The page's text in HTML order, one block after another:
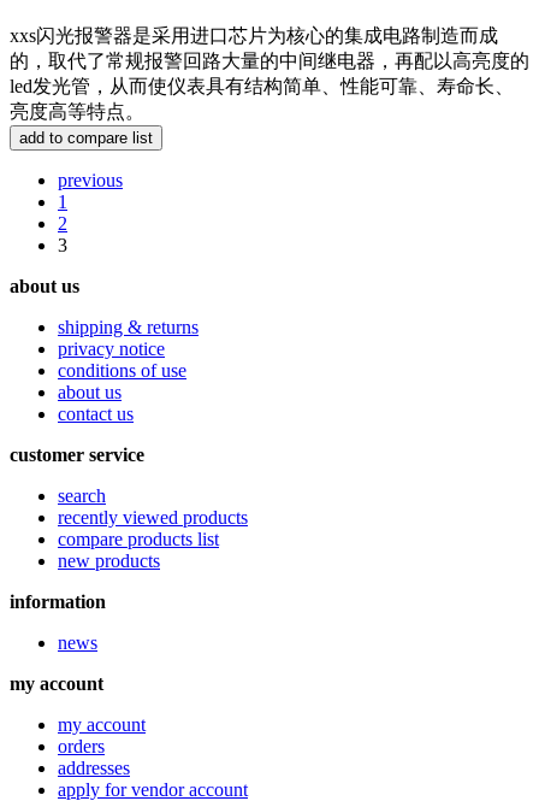
xxs闪光报警器是采用进口芯片为核心的集成电路制造而成
的，取代了常规报警回路大量的中间继电器，再配以高亮度的
led发光管，从而使仪表具有结构简单、性能可靠、寿命长、
亮度高等特点。
previous
1
2
3
about us
shipping & returns
privacy notice
conditions of use
about us
contact us
customer service
search
recently viewed products
compare products list
new products
information
news
my account
my account
orders
addresses
apply for vendor account